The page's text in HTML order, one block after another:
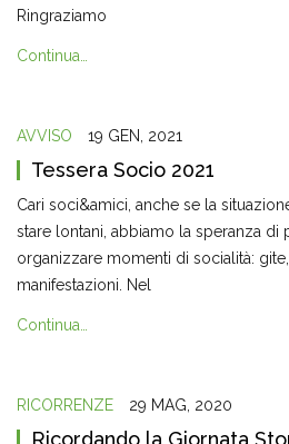
Ringraziamo
Continua…
AVVISO 19 GEN, 2021
Tessera Socio 2021
Cari soci&amici, anche se la
stare lontani, abbiamo la speranza
organizzare momenti di socialità:
manifestazioni. Nel
Continua…
RICORRENZE 29 MAG, 2020